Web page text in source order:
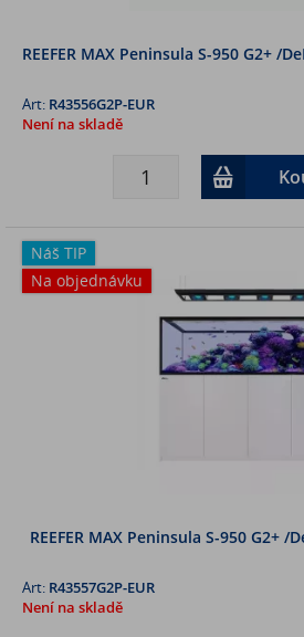
REEFER MAX Peninsula S-950 G2+ /
Art: R43556G2P-EUR
Není na skladě
Náš TIP
Na objednávku
REEFER MAX Peninsula S-950 G2+ /
Art: R43557G2P-EUR
Není na skladě